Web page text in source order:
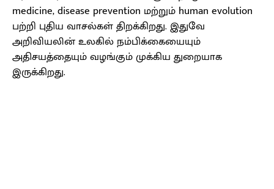
medicine, disease prevention மற்றும் human evolution
பற்றி புதிய வாசல்கள் திறக்கிறது. இதுவே
அறிவியலின் உலகில் நம்பிக்கையையும்
அதிசயத்தையும் வழங்கும் முக்கிய துறையாக
இருக்கிறது.